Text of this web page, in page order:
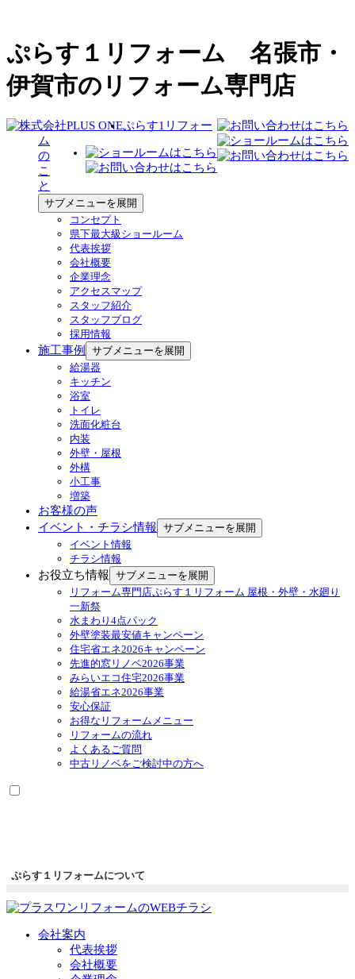
ぷらす１リフォーム 名張市・
伊賀市のリフォーム専門店
ぷらす1リフォー
ム
の
こ
と
サブメニューを展開
コンセプト
県下最大級ショールーム
代表挨拶
会社概要
企業理念
アクセスマップ
スタッフ紹介
スタッフブログ
採用情報
施工事例
サブメニューを展開
給湯器
キッチン
浴室
トイレ
洗面化粧台
内装
外壁・屋根
外構
小工事
増築
お客様の声
イベント・チラシ情報 サブメニューを展開
イベント情報
チラシ情報
お役立ち情報 サブメニューを展開
リフォーム専門店ぷらす１リフォーム 屋根・外壁・水廻り
一新祭
水まわり4点パック
外壁塗装最安値キャンペーン
住宅省エネ2026キャンペーン
先進的窓リノベ2026事業
みらいエコ住宅2026事業
給湯省エネ2026事業
安心保証
お得なリフォームメニュー
リフォームの流れ
よくあるご質問
中古リノベをご検討中の方へ
ぷらす１リフォームについて
会社案内
代表挨拶
会社概要